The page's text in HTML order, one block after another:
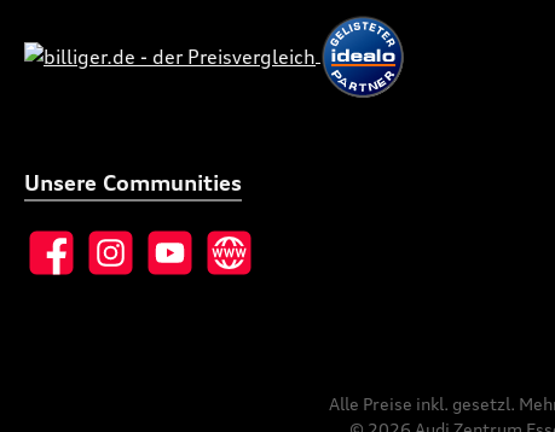
Unsere Communities
FacebookInstagramYouTubeWebsite
Alle Preise inkl. gesetzl.